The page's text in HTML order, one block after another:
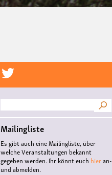
Suche
Mailingliste
Es gibt auch eine Mailingliste, über
welche Veranstaltungen bekannt
gegeben werden. Ihr könnt euch hieran-
und abmelden.